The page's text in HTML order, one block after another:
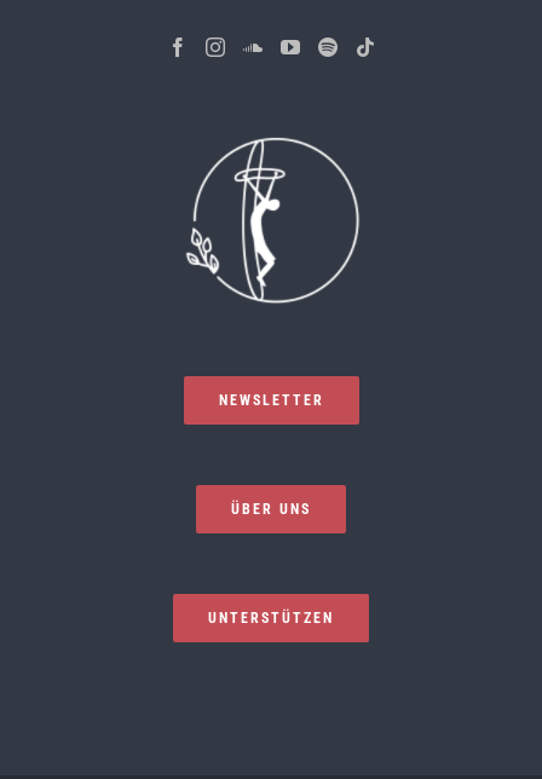
NEWSLETTER
ÜBER UNS
UNTERSTÜTZEN